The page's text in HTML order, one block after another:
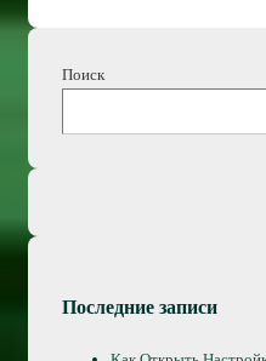
Поиск
Последние записи